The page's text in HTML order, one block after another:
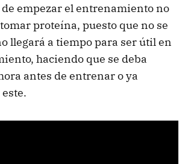
de empezar el entrenamiento no
proteína, puesto que no se
llegará a tiempo para ser útil en
haciendo que se deba
antes de entrenar o ya